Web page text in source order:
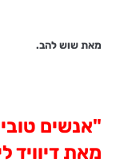
מאת שוש להב.
"אנשים
מאת דיוויד